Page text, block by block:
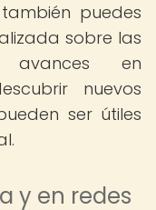
puedes
sobre las
avances en
nuevos
ser útiles
y en redes